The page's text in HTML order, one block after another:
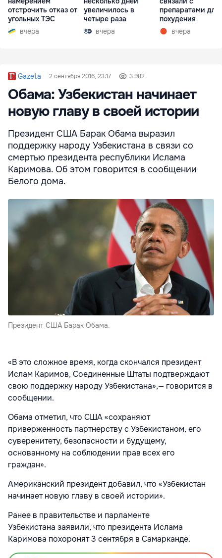
отстрочить отказ от
угольных ТЭС
вчера
увеличилось в
четыре раза
вчера
препаратами для
похудения
вчера
Gazeta 2 сентября 2016, 23:17 3 982
Обама: Узбекистан начинает
новую главу в своей истории
Президент США Барак Обама выразил
поддержку народу Узбекистана в связи со
смертью президента республики Ислама
Каримова. Об этом говорится в сообщении
Белого дома.
Президент США Барак Обама.
«В это сложное время, когда скончался президент
Ислам Каримов, Соединенные Штаты подтверждают
свою поддержку народу Узбекистана»,— говорится в
сообщении.
Обама отметил, что США «сохраняют
приверженность партнерству с Узбекистаном, его
суверенитету, безопасности и будущему,
основанному на соблюдении прав всех его
граждан».
Американский президент добавил, что «Узбекистан
начинает новую главу в своей истории».
Ранее в правительстве и парламенте
Узбекистана заявили, что президента Ислама
Каримова похоронят 3 сентября в Самарканде.